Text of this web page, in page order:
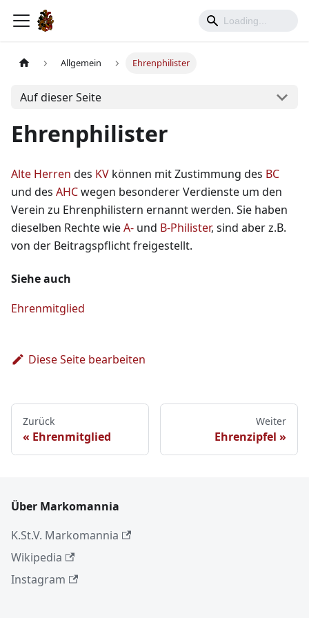
Allgemein Ehrenphilister
Auf dieser Seite
Ehrenphilister
Alte Herren des KV können mit Zustimmung des BC
und des AHCwegen besonderer Verdienste um den
Verein zu Ehrenphilistern ernannt werden. Sie haben
dieselben Rechte wieA- und B-Philister, sind aber z.B.
von der Beitragspflicht freigestellt.
Siehe auch
Ehrenmitglied
Diese Seite bearbeiten
Zurück
Ehrenmitglied
Weiter
Ehrenzipfel
Über Markomannia
K.St.V. Markomannia
Wikipedia
Instagram